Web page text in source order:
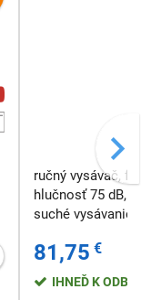
ručný vysávač,
hlučnosť 75 dB,
suché vysávanie,
81,75 €
IHNEĎ K